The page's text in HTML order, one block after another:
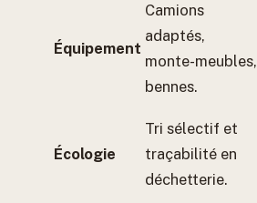
Équipement
Camions
adaptés,
monte-meubles,
bennes.
Écologie
Tri sélectif et
traçabilité en
déchetterie.